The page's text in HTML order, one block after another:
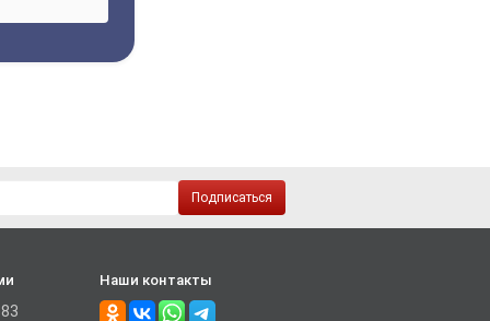
Подписаться
Наши контакты